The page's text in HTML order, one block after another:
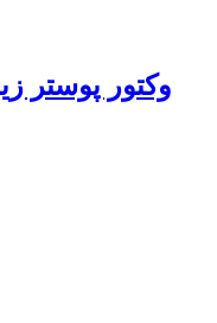
وکتور پوستر